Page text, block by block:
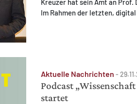
Kreuzer hat sein Amt an
Im Rahmen der letzten, digital
Aktuelle Nachrichten -
Podcast
startet